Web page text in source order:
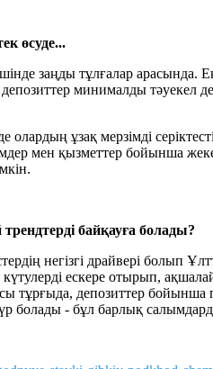
өсуде...
заңды тұлғалар
минималды тәуекел
ұзақ мерзімді
мен қызметтер бойынша
байқауға болады?
негізгі драйвері болып
ескере отырып,
тұрғыда, депозиттер бойынша
болады - бұл барлық